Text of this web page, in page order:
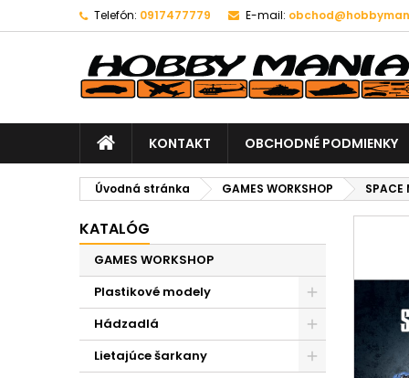
Telefón: 0917477779 E-mail:
KONTAKT OBCHODNÉ PODMIENKY
Úvodná stránka GAMES WORKSHOP SPACE
KATALÓG
GAMES WORKSHOP
Plastikové modely
Hádzadlá
Lietajúce šarkany